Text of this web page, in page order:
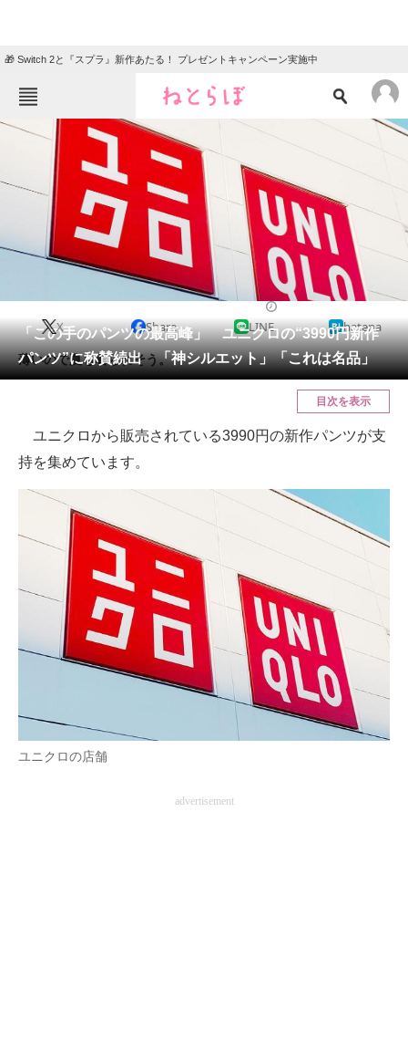
🎁 Switch 2と『スプラ』新作あたる！ プレゼントキャンペーン実施中
ねとらぼメニュー
ニュース
エンタメ
地域
住まい 教育・育児
リサーチ
会員記事
メディア
ITの今と未来を見通す
スマホと通信の最新トレンド
進化するPCとデバイスの未来
好きが集まる 比べて選べる
ビジネスと働き方のヒント
AI活用のいまが分かる
企業ITのトレンドを詳説
経営リーダーのコミュニティ
マーケ×ITの今がよく分かる
ITエンジニア向け専門サイト
「この手のパンツの最高峰」 ユニクロの“3990円新作
パンツ”に称賛続出 「神シルエット」「これは名品」
X Share LINE hatena
薄いので夏も着られそう。
目次を表示
ユニクロから販売されている3990円の新作パンツが支
持を集めています。
ユニクロの店舗
advertisement